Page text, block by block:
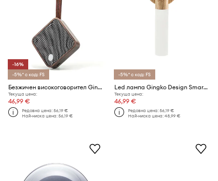
-16%
-5%* с код: FS
Безжичен високоговорител Gingko Design Mi Square Pocket Speaker
Текуща цена:
46,99 €
Редовна цена:56,19 €
Най-ниска цена:56,19 €
-5%* с код: FS
Led лампа Gingko Design Smart Baton Light
Текуща цена:
46,99 €
Редовна цена:56,19 €
Най-ниска цена:48,99 €